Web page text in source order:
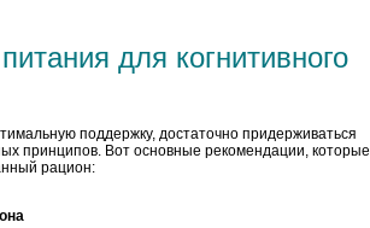
для когнитивного
поддержку, достаточно придерживаться
принципов. Вот основные рекомендации, которые
рацион: